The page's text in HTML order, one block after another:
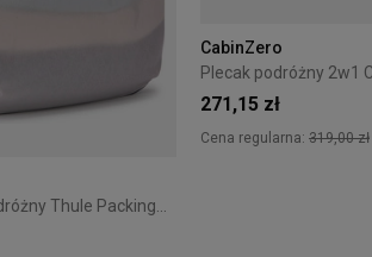
CabinZero
271,15 zł
Cena regularna: 319,00 zł